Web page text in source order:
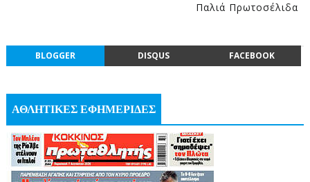
Παλιά Πρωτοσέλιδα
BLOGGER DISQUS FACEBOOK
ΑΘΛΗΤΙΚΕΣ ΕΦΗΜΕΡΙΔΕΣ